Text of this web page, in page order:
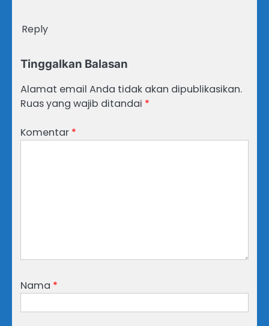
Reply
Tinggalkan Balasan
Alamat email Anda tidak akan dipublikasikan.
Ruas yang wajib ditandai *
Komentar *
Nama *